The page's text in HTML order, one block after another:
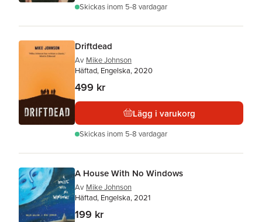
Skickas inom 5-8 vardagar
Driftdead
Av Mike Johnson
Häftad, Engelska, 2020
499 kr
Lägg i varukorg
Skickas inom 5-8 vardagar
A House With No Windows
Av Mike Johnson
Häftad, Engelska, 2021
199 kr